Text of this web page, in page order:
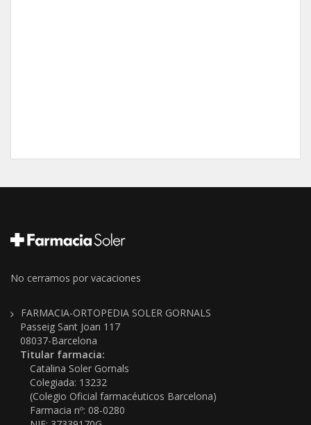
No cerramos por vacaciones
FARMACIA-ORTOPEDIA SOLER GORNALS
Passeig Sant Joan 117
08037-Barcelona
Titular farmacia:
Catalina Soler Gornals
Colegiada: 13232
(Colegio Oficial farmacéuticos Barcelona)
Farmacia nº: 08-0280